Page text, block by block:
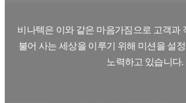
비나텍은 이와 같은 마음가짐으로 고객과
불어 사는 세상을 이루기 위해 미션을 설
노력하고 있습니다.